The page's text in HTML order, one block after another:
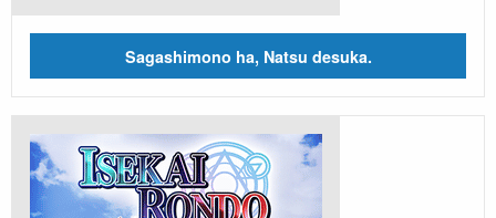
Sagashimono ha, Natsu desuka.